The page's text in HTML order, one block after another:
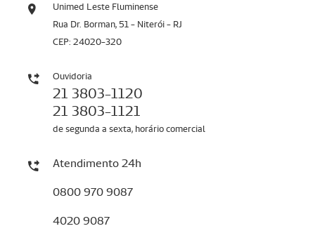
Unimed Leste Fluminense
Rua Dr. Borman, 51 - Niterói - RJ
CEP: 24020-320
Ouvidoria
21 3803-1120
21 3803-1121
de segunda a sexta, horário comercial
Atendimento 24h
0800 970 9087
4020 9087